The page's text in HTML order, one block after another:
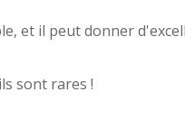
et il peut donner
sont rares !